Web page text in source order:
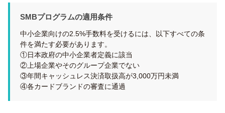
SMBプログラムの適用条件
中小企業向けの2.5%手数料を受けるには、以下すべての条
件を満たす必要があります。
①日本政府の中小企業者定義に該当
②上場企業やそのグループ企業でない
③年間キャッシュレス決済取扱高が3,000万円未満
④各カードブランドの審査に通過